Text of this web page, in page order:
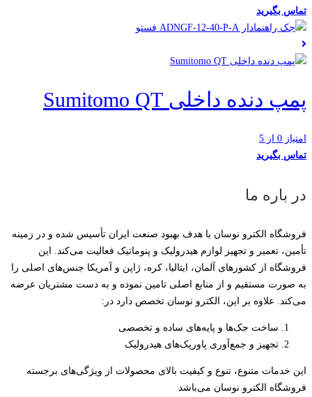
تماس بگیرید
پمپ دنده داخلی Sumitomo QT
امتیاز 0 از 5
تماس بگیرید
در باره ما
فروشگاه الکترو نوسان با هدف بهبود صنعت ایران تأسیس شده و در زمینه
تأمین، تعمیر و تجهیز لوازم هیدرولیک و پنوماتیک فعالیت می‌کند. این
فروشگاه از کشورهای آلمان، ایتالیا، کره، ژاپن و آمریکا جنس‌های اصلی را
به صورت مستقیم و از منابع اصلی تامین نموده و به دست مشتریان عرضه
می‌کند. علاوه بر این، الکترو نوسان تخصص دارد در:
ساخت جک‌ها و پایه‌های ساده و تخصصی
تجهیز و جمع‌آوری پاورپک‌های هیدرولیک
این خدمات متنوع، تنوع و کیفیت بالای محصولات از ویژگی‌های برجسته
فروشگاه الکترو نوسان می‌باشد